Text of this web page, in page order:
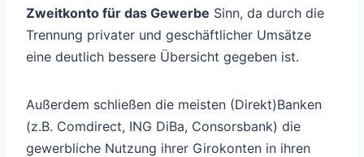
Zweitkonto für das Gewerbe Sinn, da durch die
Trennung privater und geschäftlicher Umsätze
eine deutlich bessere Übersicht gegeben ist.
Außerdem schließen die meisten (Direkt)Banken
(z.B. Comdirect, ING DiBa, Consorsbank) die
gewerbliche Nutzung ihrer Girokonten in ihren